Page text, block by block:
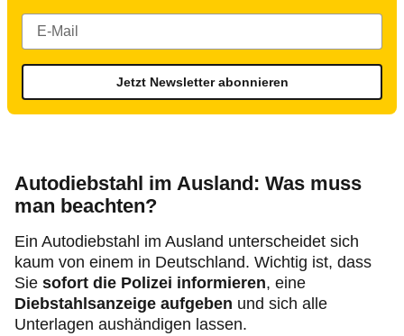
Jetzt Newsletter abonnieren
Autodiebstahl im Ausland: Was muss
man beachten?
Ein Autodiebstahl im Ausland unterscheidet sich
kaum von einem in Deutschland. Wichtig ist, dass
Sie sofort die Polizei informieren, eine
Diebstahlsanzeige aufgeben und sich alle
Unterlagen aushändigen lassen.